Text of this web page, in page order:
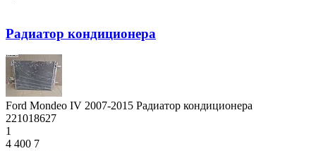
Радиатор кондиционера
Ford Mondeo IV 2007-2015 Радиатор кондиционера
221018627
1
4 400 7